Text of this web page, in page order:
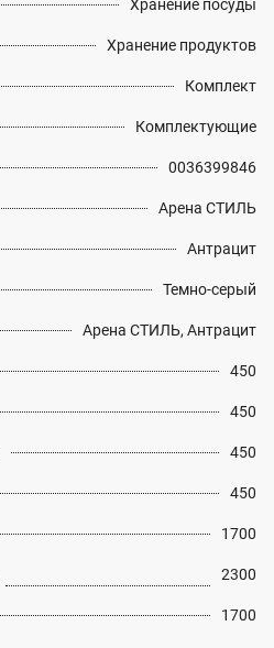
Хранение посуды
Хранение продуктов
Комплект
Комплектующие
0036399846
Арена СТИЛЬ
Антрацит
Темно-серый
Арена СТИЛЬ, Антрацит
450
450
450
450
1700
2300
1700